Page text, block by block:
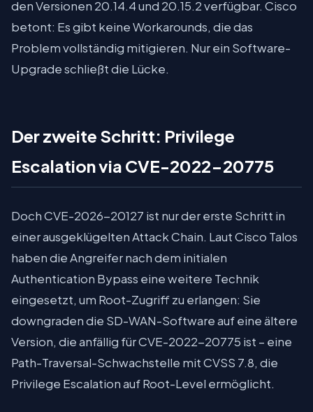
den Versionen 20.14.4 und 20.15.2 verfügbar. Cisco
betont: Es gibt keine Workarounds, die das
Problem vollständig mitigieren. Nur ein Software-
Upgrade schließt die Lücke.
Der zweite Schritt: Privilege
Escalation via CVE-2022-20775
Doch CVE-2026-20127 ist nur der erste Schritt in
einer ausgeklügelten Attack Chain. Laut Cisco Talos
haben die Angreifer nach dem initialen
Authentication Bypass eine weitere Technik
eingesetzt, um Root-Zugriff zu erlangen: Sie
downgraden die SD-WAN-Software auf eine ältere
Version, die anfällig für CVE-2022-20775 ist – eine
Path-Traversal-Schwachstelle mit CVSS 7.8, die
Privilege Escalation auf Root-Level ermöglicht.